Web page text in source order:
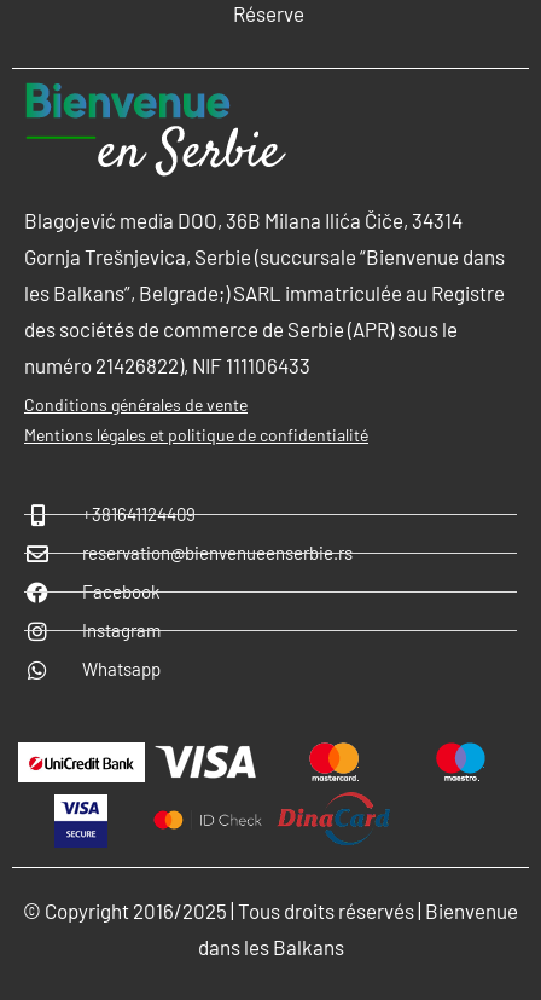
Réserve
Blagojević media DOO, 36B Milana Ilića Čiče, 34314
Gornja Trešnjevica, Serbie (succursale “Bienvenue dans
les Balkans”, Belgrade;) SARL immatriculée au Registre
des sociétés de commerce de Serbie (APR) sous le
numéro 21426822), NIF 111106433
Conditions générales de vente
Mentions légales et politique de confidentialité
+381641124409
reservation@bienvenueenserbie.rs
Facebook
Instagram
Whatsapp
© Copyright 2016/2025 | Tous droits réservés | Bienvenue
dans les Balkans